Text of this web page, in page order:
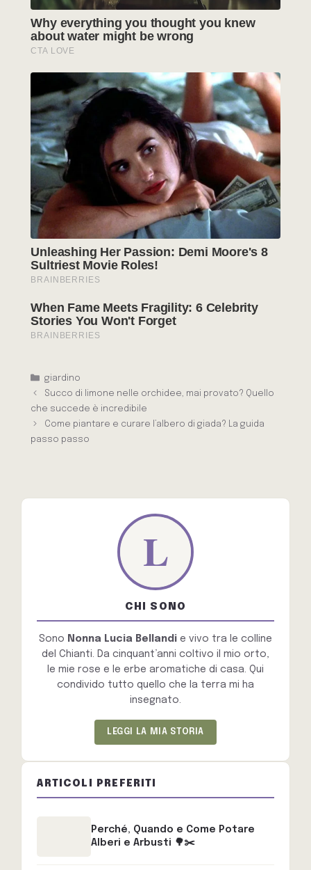
Categorie
giardino
Succo di limone nelle orchidee, mai provato? Quello
che succede è incredibile
Come piantare e curare l’albero di giada? La guida
passo passo
CHI SONO
Sono Nonna Lucia Bellandi e vivo tra le colline
del Chianti. Da cinquant’anni coltivo il mio orto,
le mie rose e le erbe aromatiche di casa. Qui
condivido tutto quello che la terra mi ha
insegnato.
LEGGI LA MIA STORIA
ARTICOLI PREFERITI
Perché, Quando e Come Potare
Alberi e Arbusti 🌳✂️